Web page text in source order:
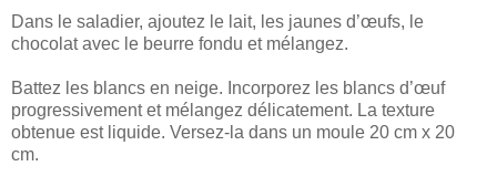
Dans le saladier, ajoutez le lait, les jaunes d’œufs, le
chocolat avec le beurre fondu et mélangez.
Battez les blancs en neige. Incorporez les blancs d’œuf
progressivement et mélangez délicatement. La texture
obtenue est liquide. Versez-la dans un moule 20 cm x 20
cm.